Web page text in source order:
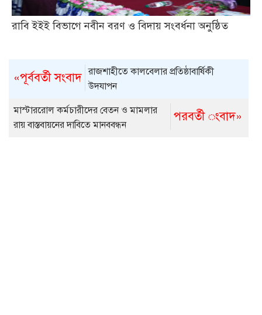
রাবি ইইই বিভাগে নবীন বরণ ও বিদায় সংবর্ধনা অনুষ্ঠিত
«পূর্ববর্তী সংবাদ রাজশাহীতে কালবেলার প্রতিষ্ঠাবার্ষিকী
উদযাপন
পরবর্তী ংবাদ»
মাস্টাররোল কর্মচারীদের বেতন ও মামলার
রায় বাস্তবায়নের দাবিতে মানববন্ধন